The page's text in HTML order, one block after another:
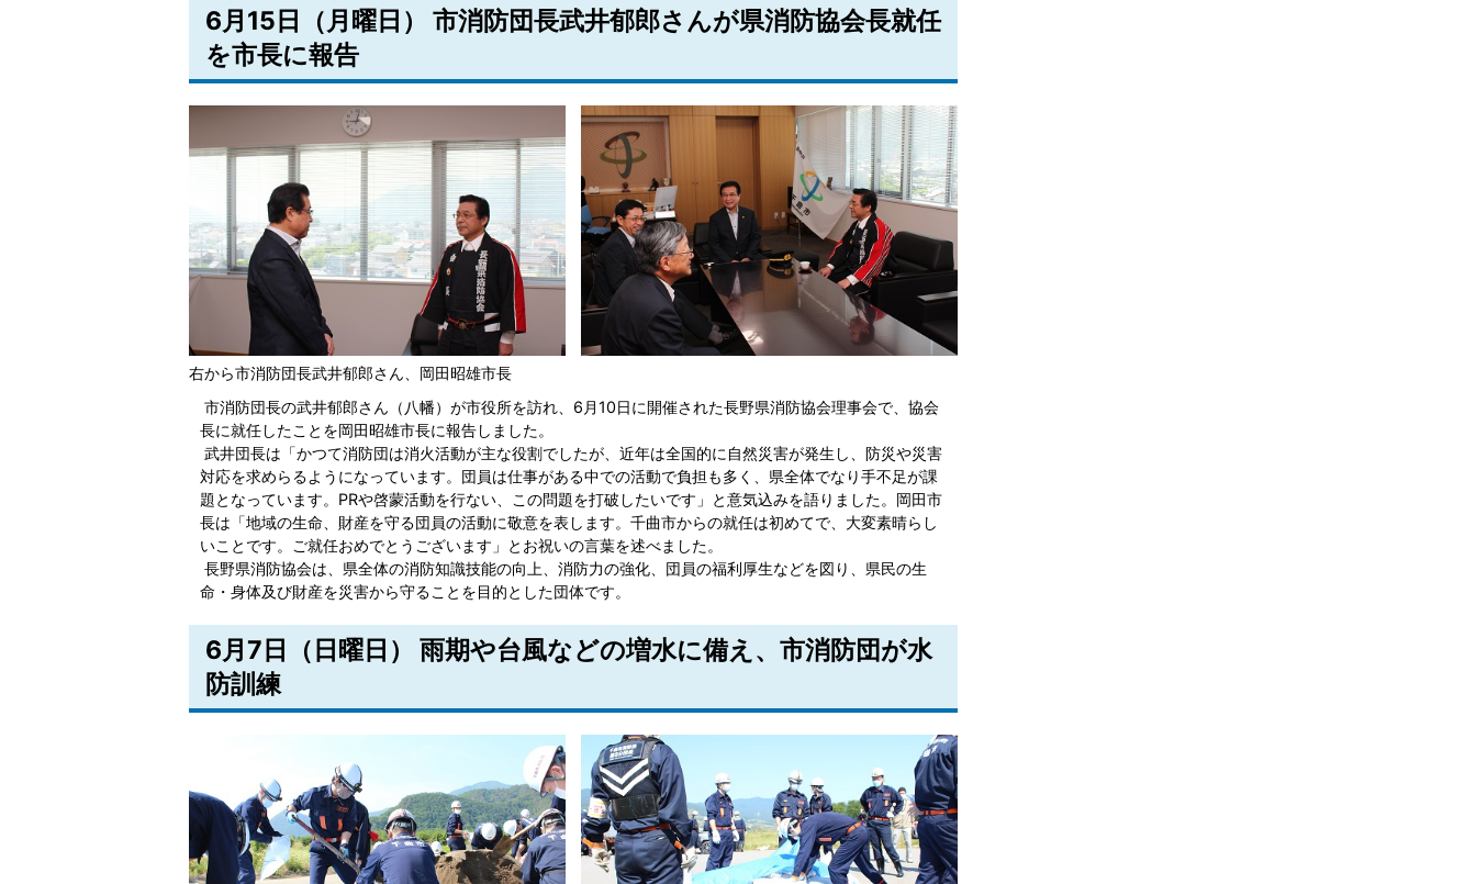
6月15日（月曜日） 市消防団長武井郁郎さんが県消防協会長就任
を市長に報告
右から市消防団長武井郁郎さん、岡田昭雄市長
市消防団長の武井郁郎さん（八幡）が市役所を訪れ、6月10日に開催された長野県消防協会理事会で、協会
長に就任したことを岡田昭雄市長に報告しました。
武井団長は「かつて消防団は消火活動が主な役割でしたが、近年は全国的に自然災害が発生し、防災や災害
対応を求めらるようになっています。団員は仕事がある中での活動で負担も多く、県全体でなり手不足が課
題となっています。PRや啓蒙活動を行ない、この問題を打破したいです」と意気込みを語りました。岡田市
長は「地域の生命、財産を守る団員の活動に敬意を表します。千曲市からの就任は初めてで、大変素晴らし
いことです。ご就任おめでとうございます」とお祝いの言葉を述べました。
長野県消防協会は、県全体の消防知識技能の向上、消防力の強化、団員の福利厚生などを図り、県民の生
命・身体及び財産を災害から守ることを目的とした団体です。
6月7日（日曜日） 雨期や台風などの増水に備え、市消防団が水
防訓練